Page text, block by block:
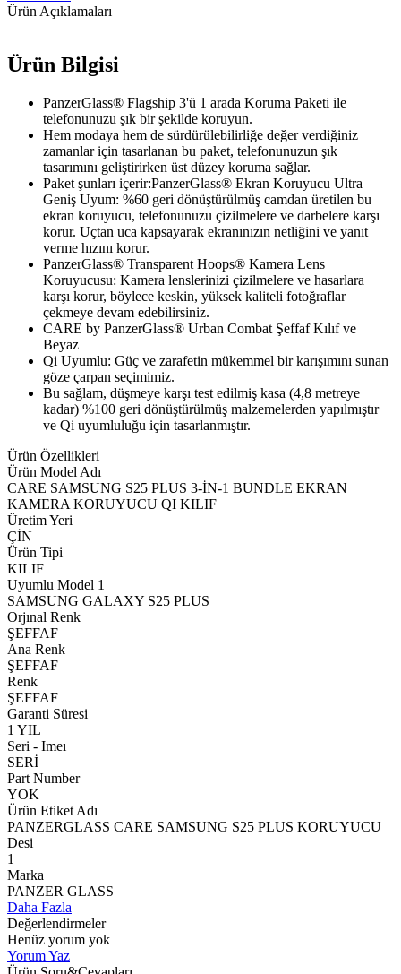
Ürün Açıklamaları
Ürün Bilgisi
PanzerGlass® Flagship 3'ü 1 arada Koruma Paketi ile
telefonunuzu şık bir şekilde koruyun.
Hem modaya hem de sürdürülebilirliğe değer verdiğiniz
zamanlar için tasarlanan bu paket, telefonunuzun şık
tasarımını geliştirirken üst düzey koruma sağlar.
Paket şunları içerir:PanzerGlass® Ekran Koruyucu Ultra
Geniş Uyum: %60 geri dönüştürülmüş camdan üretilen bu
ekran koruyucu, telefonunuzu çizilmelere ve darbelere karşı
korur. Uçtan uca kapsayarak ekranınızın netliğini ve yanıt
verme hızını korur.
PanzerGlass® Transparent Hoops® Kamera Lens
Koruyucusu: Kamera lenslerinizi çizilmelere ve hasarlara
karşı korur, böylece keskin, yüksek kaliteli fotoğraflar
çekmeye devam edebilirsiniz.
CARE by PanzerGlass® Urban Combat Şeffaf Kılıf ve
Beyaz
Qi Uyumlu: Güç ve zarafetin mükemmel bir karışımını sunan
göze çarpan seçimimiz.
Bu sağlam, düşmeye karşı test edilmiş kasa (4,8 metreye
kadar) %100 geri dönüştürülmüş malzemelerden yapılmıştır
ve Qi uyumluluğu için tasarlanmıştır.
Ürün Özellikleri
Ürün Model Adı
CARE SAMSUNG S25 PLUS 3-İN-1 BUNDLE EKRAN
KAMERA KORUYUCU QI KILIF
Üretim Yeri
ÇİN
Ürün Tipi
KILIF
Uyumlu Model 1
SAMSUNG GALAXY S25 PLUS
Orjınal Renk
ŞEFFAF
Ana Renk
ŞEFFAF
Renk
ŞEFFAF
Garanti Süresi
1 YIL
Seri - Imeı
SERİ
Part Number
YOK
Ürün Etiket Adı
PANZERGLASS CARE SAMSUNG S25 PLUS KORUYUCU
Desi
1
Marka
PANZER GLASS
Daha Fazla
Değerlendirmeler
Henüz yorum yok
Yorum Yaz